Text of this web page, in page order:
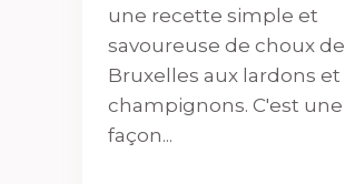
une recette simple et
savoureuse de choux de
Bruxelles aux lardons et
champignons. C'est une
façon...